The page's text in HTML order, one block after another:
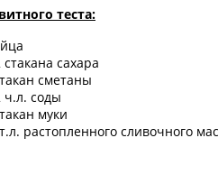
теста:
сахара
сметаны
ч.л. соды
муки
растопленного сливочного